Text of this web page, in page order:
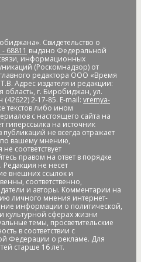
роумингбанкротство
БастрыкинбатутБедность
безналичные платежи
Безопасные и
белкабензинБеринг
Бессмертные дела
бешенство
поддержкибизнес-
БираканБирария
Биробиджан-2
колония
ТЭЦ
военный
колледж культуры и
Бирофельдбиткоин
битумное болотобитумные
кафедральный собор
Свидетельство о
68811 выдано Федеральной
информационных
(Роскомнадзор) от
редактора ООО «Время
Адрес издателя и редакции:
область, г. Биробиджан, ул.
2-17-85. E-mail: vremya-
текстов либо ином
с настоящего сайта на
гиперссылка на источник
не всегда отражает
по вашему мнению,
соответствует
правом на ответ в порядке
не несет
внешних ссылок и
соответственно,
и авторы. Комментарии на
личного мнения интернет-
информации о политической,
культурной сферах жизни
темы, просветительские
в соответствии с
Федерации о рекламе. Для
старше 16 лет.